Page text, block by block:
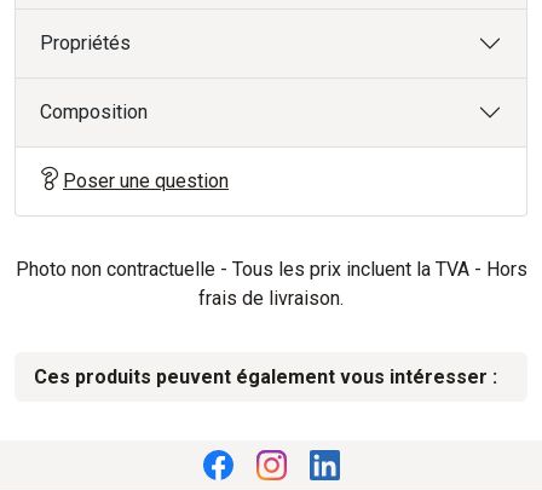
Propriétés
Composition
Poser une question
Photo non contractuelle - Tous les prix incluent la TVA - Hors
frais de livraison.
Ces produits peuvent également vous intéresser :